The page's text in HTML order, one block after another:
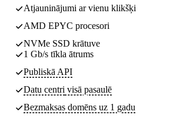
Atjauninājumi ar vienu klikšķi
AMD EPYC procesori
NVMe SSD krātuve
1 Gb/s tīkla ātrums
Publiskā API
Datu centri visā pasaulē
Bezmaksas domēns uz 1 gadu